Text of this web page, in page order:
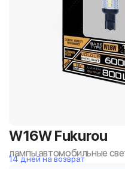
W16W Fukurou
лампы автомобильные
14 дней на возврат